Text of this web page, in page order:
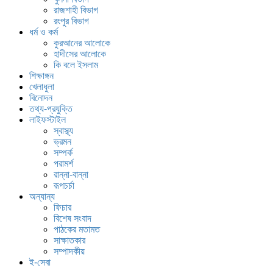
রাজশাহী বিভাগ
রংপুর বিভাগ
ধর্ম ও কর্ম
কুরআনের আলোকে
হাদীসের আলোকে
কি বলে ইসলাম
শিক্ষাঙ্গন
খেলাধুলা
বিনোদন
তথ্য-প্রযুক্তি
লাইফস্টাইল
স্বাস্থ্য
ভ্রমন
সম্পর্ক
পরামর্শ
রান্না-বান্না
রূপচর্চা
অন্যান্য
ফিচার
বিশেষ সংবাদ
পাঠকের মতামত
সাক্ষাতকার
সম্পাদকীয়
ই-সেবা